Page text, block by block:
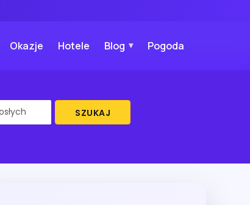
Okazje Hotele Blog Pogoda
SZUKAJ